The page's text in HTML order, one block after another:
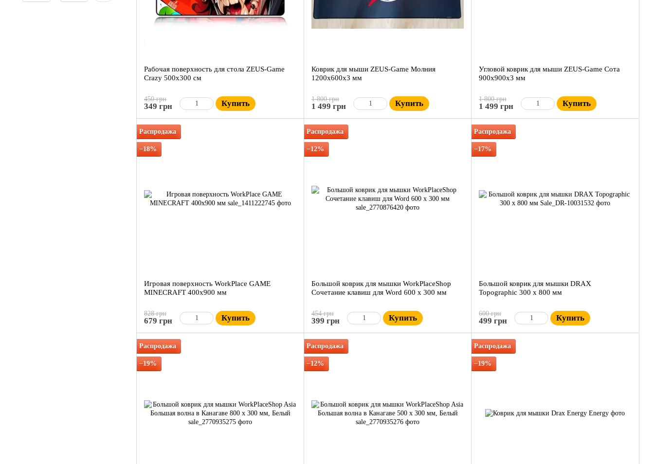
Рабочая поверхность для стола ZEUS-Game
Crazy 500x300 см
450 грн
349 грн Купить
Коврик для мыши ZEUS-Game Молния
1200x600х3 мм
1 800 грн
1 499 грн Купить
Угловой коврик для мыши ZEUS-Game Сота
900x900х3 мм
1 800 грн
1 499 грн Купить
Распродажа
−18%
Игровая поверхность WorkPlace GAME
MINECRAFT 400х900 мм
828 грн
679 грн Купить
Распродажа
−12%
Большой коврик для мышки WorkPlaceShop
Сочетание клавиш для Word 600 x 300 мм
454 грн
399 грн Купить
Распродажа
−17%
Большой коврик для мышки DRAX
Topographic 300 x 800 мм
600 грн
499 грн Купить
Распродажа
−19%
Распродажа
−12%
Распродажа
−19%